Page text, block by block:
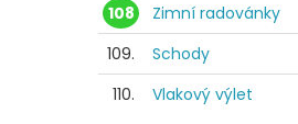
108
Zimní radovánky
109.
Schody
110.
Vlakový výlet